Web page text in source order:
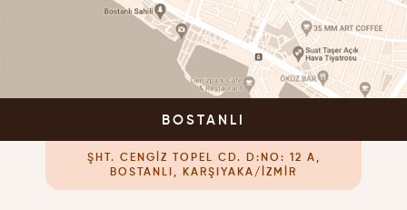
BOSTANLI
ŞHT. CENGIZ TOPEL CD. D:NO: 12 A,
BOSTANLI, KARŞIYAKA/İZMIR